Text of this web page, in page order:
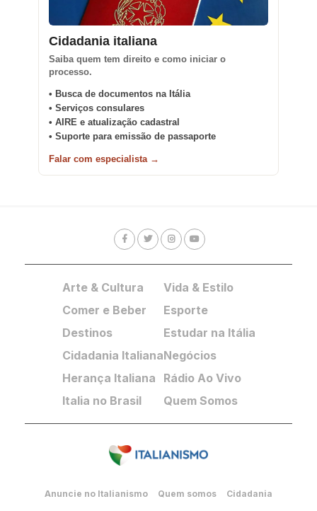
Cidadania italiana
Saiba quem tem direito e como iniciar o
processo.
• Busca de documentos na Itália
• Serviços consulares
• AIRE e atualização cadastral
• Suporte para emissão de passaporte
Falar com especialista →
Arte & Cultura
Comer e Beber
Destinos
Cidadania Italiana
Herança Italiana
Italia no Brasil
Vida & Estilo
Esporte
Estudar na Itália
Negócios
Rádio Ao Vivo
Quem Somos
Anuncie no Italianismo Quem somos Cidadania